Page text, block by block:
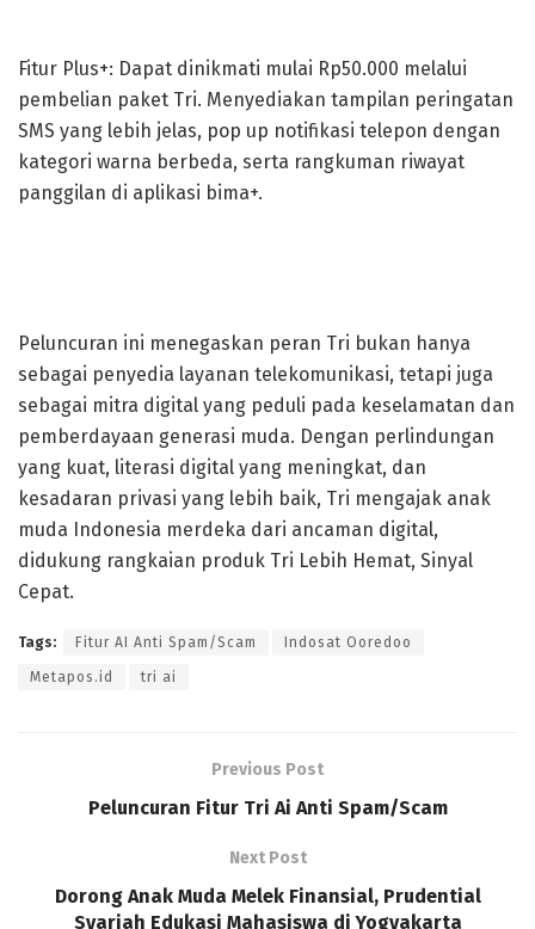
Fitur Plus+: Dapat dinikmati mulai Rp50.000 melalui
pembelian paket Tri. Menyediakan tampilan peringatan
SMS yang lebih jelas, pop up notifikasi telepon dengan
kategori warna berbeda, serta rangkuman riwayat
panggilan di aplikasi bima+.
Peluncuran ini menegaskan peran Tri bukan hanya
sebagai penyedia layanan telekomunikasi, tetapi juga
sebagai mitra digital yang peduli pada keselamatan dan
pemberdayaan generasi muda. Dengan perlindungan
yang kuat, literasi digital yang meningkat, dan
kesadaran privasi yang lebih baik, Tri mengajak anak
muda Indonesia merdeka dari ancaman digital,
didukung rangkaian produk Tri Lebih Hemat, Sinyal
Cepat.
Tags: Fitur AI Anti Spam/Scam Indosat Ooredoo
Metapos.id tri ai
Previous Post
Peluncuran Fitur Tri Ai Anti Spam/Scam
Next Post
Dorong Anak Muda Melek Finansial, Prudential
Syariah Edukasi Mahasiswa di Yogyakarta